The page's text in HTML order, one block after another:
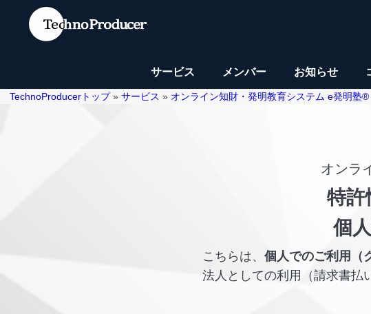
サービス メンバー お知らせ
TechnoProducerトップ» サービス » オンライン知財・発明教育システム e発明塾®
オンラ
特許
個
こちらは、 個人でのご利用（
法人としての利用（請求書払